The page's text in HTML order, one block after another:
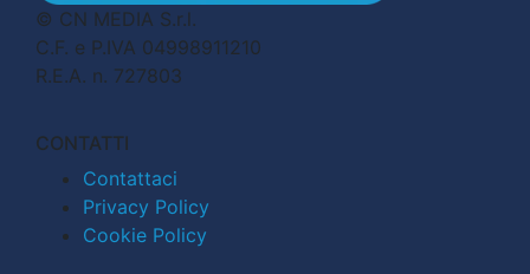
© CN MEDIA S.r.l.
C.F. e P.IVA 04998911210
R.E.A. n. 727803
CONTATTI
Contattaci
Privacy Policy
Cookie Policy